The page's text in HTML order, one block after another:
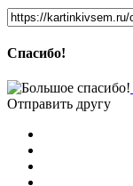
Спасибо!
Отправить другу